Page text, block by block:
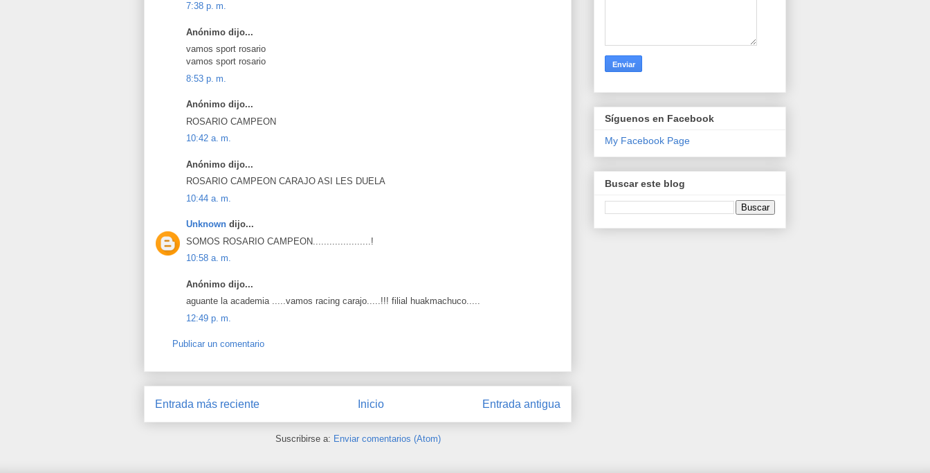
7:38 p. m.
Anónimo dijo...
vamos sport rosario
vamos sport rosario
8:53 p. m.
Anónimo dijo...
ROSARIO CAMPEON
10:42 a. m.
Anónimo dijo...
ROSARIO CAMPEON CARAJO ASI LES DUELA
10:44 a. m.
Unknown dijo...
SOMOS ROSARIO CAMPEON.....................!
10:58 a. m.
Anónimo dijo...
aguante la academia .....vamos racing carajo.....!!! filial huakmachuco.....
12:49 p. m.
Publicar un comentario
Entrada más reciente Entrada antigua
Inicio
Suscribirse a: Enviar comentarios (Atom)
Síguenos en Facebook
My Facebook Page
Buscar este blog